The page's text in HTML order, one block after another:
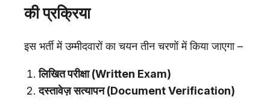
की प्रक्रिया
इस भर्ती में उम्मीदवारों का चयन तीन चरणों में किया जाएगा –
लिखित परीक्षा (Written Exam)
दस्तावेज़ सत्यापन (Document Verification)